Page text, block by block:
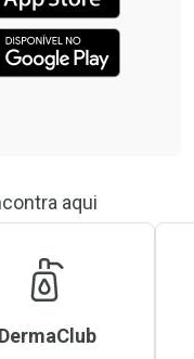
aqui
DermaClub